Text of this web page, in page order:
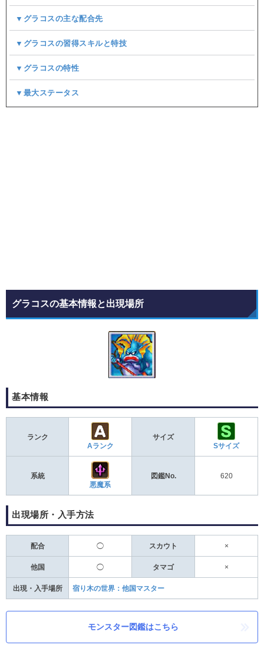
▼グラコスの主な配合先
▼グラコスの習得スキルと特技
▼グラコスの特性
▼最大ステータス
グラコスの基本情報と出現場所
基本情報
ランク
Aランク
サイズ
Sサイズ
系統
悪魔系
図鑑No. 620
出現場所・入手方法
配合 ◯ スカウト ×
他国 ◯ タマゴ ×
出現・入手場所 宿り木の世界：他国マスター
モンスター図鑑はこちら